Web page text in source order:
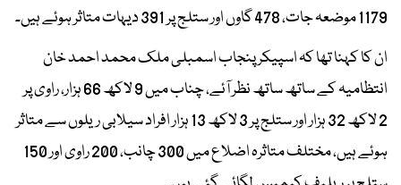
1179 موضعہ جات، 478 گاوں اور ستلج پر 391 دیہات متاثر ہوئے ہیں۔
ان کا کہنا تھا کہ اسپیکر پنجاب اسمبلی ملک محمد احمد خان
انتظامیہ کے ساتھ ساتھ نظر آئے، چناب میں 9 لاکھ 66 ہزار، راوی پر
2 لاکھ 32 ہزار اور ستلج پر 3 لاکھ 13 ہزار افراد سیلابی ریلوں سے متاثر
ہوئے ہیں، مختلف متاثرہ اضلاع میں 300 چانب، 200 راوی اور 150